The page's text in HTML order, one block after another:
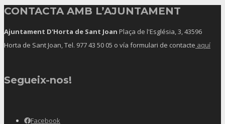
CONTACTA AMB L’AJUNTAMENT
Ajuntament D'Horta de Sant Joan Plaça de l'Església, 3, 43596
Horta de Sant Joan, Tel. 977 43 50 05 o vía formulari de contacte aquí
Segueix-nos!
Facebook